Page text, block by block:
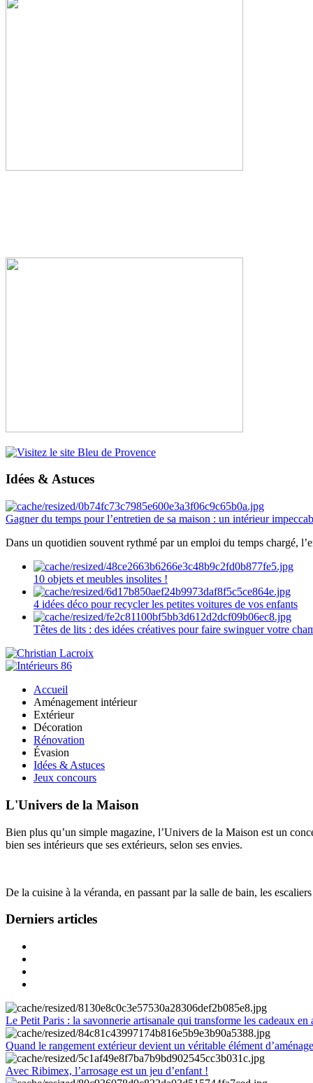
Idées & Astuces
Gagner du temps pour l’entretien de sa maison : un intérieur
Dans un quotidien souvent rythmé par un emploi du temps chargé,
10 objets et meubles insolites !
4 idées déco pour recycler les petites voitures de vos enfants
Têtes de lits : des idées créatives pour faire swinguer votre
Accueil
Aménagement intérieur
Extérieur
Décoration
Rénovation
Évasion
Idées & Astuces
Jeux concours
L'Univers de la Maison
Bien plus qu’un simple magazine, l’Univers de la Maison est un
bien ses intérieurs que ses extérieurs, selon ses envies.
De la cuisine à la véranda, en passant par la salle de bain, les
Derniers articles
Le Petit Paris : la savonnerie artisanale qui transforme les cadeaux en
Quand le rangement extérieur devient un véritable élément
Avec Ribimex, l’arrosage est un jeu d’enfant !